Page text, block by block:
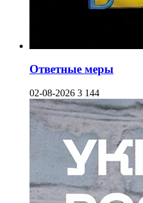
Ответные меры
02-08-2026 3 144